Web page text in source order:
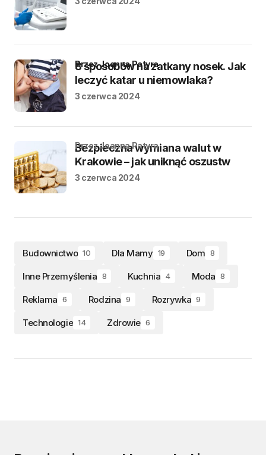
8 sposobów na zatkany nosek. Jak
leczyć katar u niemowlaka?
przez Joanna Patyra
3 czerwca 2024
Bezpieczna wymiana walut w
Krakowie – jak uniknąć oszustw
przez Joanna Patyra
3 czerwca 2024
Budownictwo 10 Dla Mamy 19 Dom 8
Inne Przemyślenia 8 Kuchnia 4 Moda 8
Reklama 6 Rodzina 9 Rozrywka 9
Technologie 14 Zdrowie 6